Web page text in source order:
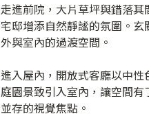
走進前院，大片草坪與錯落
宅邸增添自然靜謐的氛圍。
外與室內的過渡空間。
進入屋內，開放式客廳以中
庭園景致引入室內，讓空間
並存的視覺焦點。